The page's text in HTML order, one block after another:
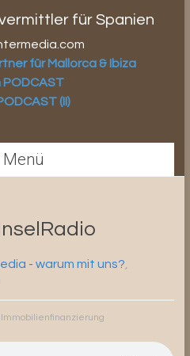
für Spanien
für Mallorca & Ibiza
PODCAST
(II)
Menü
- warum mit uns?
Immobilienfinanzierung